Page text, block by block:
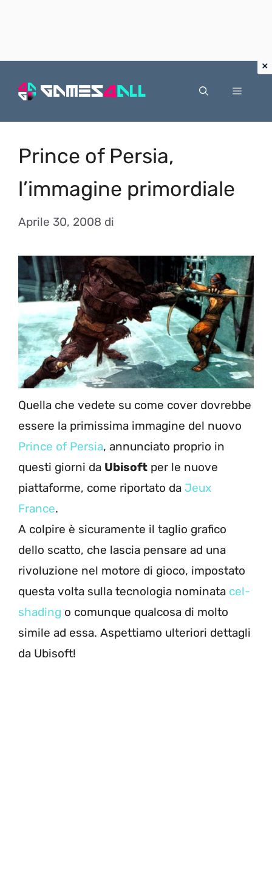
Menu
Prince of Persia,
l’immagine primordiale
Aprile 30, 2008 di
Quella che vedete su come cover dovrebbe
essere la primissima immagine del nuovo
Prince of Persia, annunciato proprio in
questi giorni da Ubisoft per le nuove
piattaforme, come riportato da Jeux
France.
A colpire è sicuramente il taglio grafico
dello scatto, che lascia pensare ad una
rivoluzione nel motore di gioco, impostato
questa volta sulla tecnologia nominata cel-
shading o comunque qualcosa di molto
simile ad essa. Aspettiamo ulteriori dettagli
da Ubisoft!